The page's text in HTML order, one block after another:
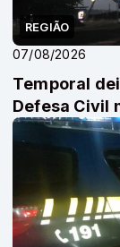
REGIÃO
07/08/2026
Temporal
Defesa Civil